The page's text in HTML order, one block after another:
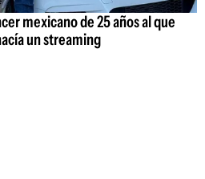
mexicano de 25 años al que
un streaming